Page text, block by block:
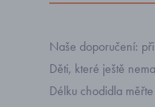
Naše doporučení:
Děti, které ještě
Délku chodidla